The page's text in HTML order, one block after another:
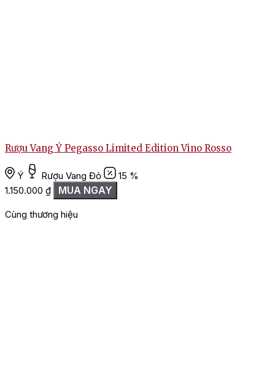
Rượu Vang Ý Pegasso Limited Edition Vino Rosso
Ý Rượu Vang Đỏ
15 %
1.150.000 ₫ MUA NGAY
Cùng thương hiệu